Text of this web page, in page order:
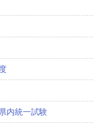
内統一試験